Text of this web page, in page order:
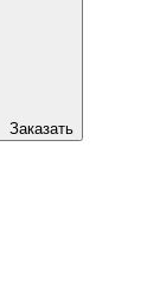
Заказать